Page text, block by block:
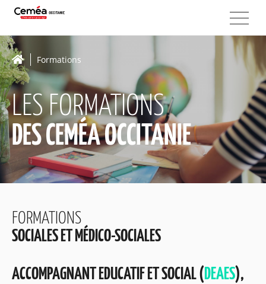
Formations
LES FORMATIONS
DES CEMÉA OCCITANIE
FORMATIONS
SOCIALES ET MÉDICO-SOCIALES
ACCOMPAGNANT EDUCATIF ET SOCIAL ( DEAES),